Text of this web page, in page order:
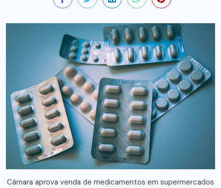
Câmara aprova venda de medicamentos em supermercados